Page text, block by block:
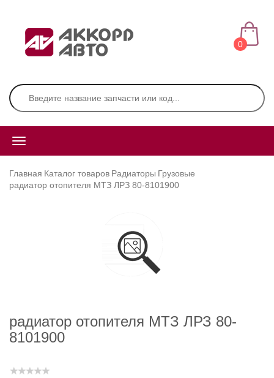
0
Главная Каталог товаров Радиаторы Грузовые
радиатор отопителя МТЗ ЛРЗ 80-8101900
радиатор отопителя МТЗ ЛРЗ 80-
8101900